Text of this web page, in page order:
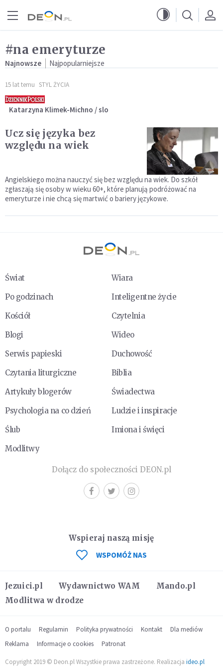
#na emeryturze
Najnowsze Najpopularniejsze
15 lat temu STYL ŻYCIA
Katarzyna Klimek-Michno / slo
Ucz się języka bez
względu na wiek
Angielskiego można nauczyć się bez względu na wiek. Do szkół
zgłaszają się osoby w wieku 60+, które planują podróżować na
emeryturze i nie chcą się martwić o bariery językowe.
Świat
Wiara
Po godzinach
Inteligentne życie
Kościół
Czytelnia
Blogi
Wideo
Serwis papieski
Duchowość
Czytania liturgiczne
Biblia
Artykuły blogerów
Świadectwa
Psychologia na co dzień
Ludzie i inspiracje
Ślub
Imiona i święci
Modlitwy
Dołącz do społeczności DEON.pl
Jezuici.pl Wydawnictwo WAM
Mando.pl
Modlitwa w drodze
Wspieraj naszą misję
WSPOMÓŻ NAS
O portalu Regulamin Polityka prywatności Kontakt
Dla mediów
Reklama
Informacje o cookies Patronat
Copyright 2019 © Deon.pl Wszystkie prawa zastrzeżone. Realizacja ideo.pl